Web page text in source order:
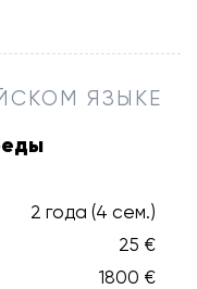
ЯЗЫКЕ
2 года (4 сем.)
25 €
1800 €